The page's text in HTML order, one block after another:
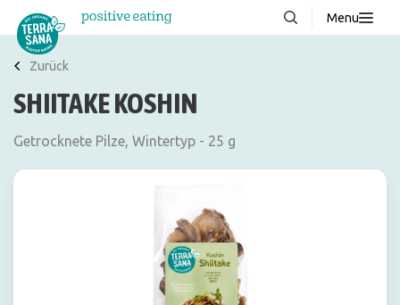
Menu
Über uns
Wissenswertes
Zurück
SHIITAKE KOSHIN
Getrocknete Pilze, Wintertyp - 25 g